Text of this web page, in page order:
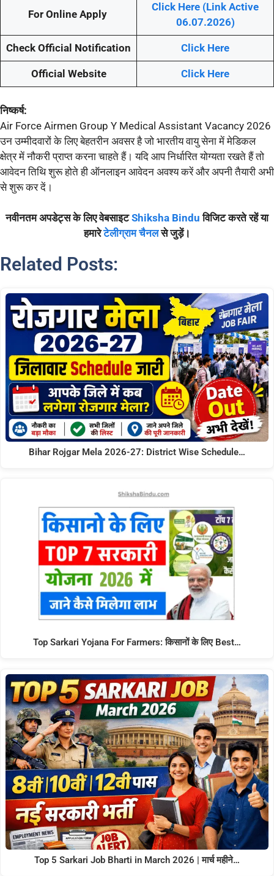
For Online Apply
Click Here (Link Active
06.07.2026)
Check Official Notification Click Here
Official Website Click Here
निष्कर्ष:
Air Force Airmen Group Y Medical Assistant Vacancy 2026
उन उम्मीदवारों के लिए बेहतरीन अवसर है जो भारतीय वायु सेना में मेडिकल
क्षेत्र में नौकरी प्राप्त करना चाहते हैं। यदि आप निर्धारित योग्यता रखते हैं तो
आवेदन तिथि शुरू होते ही ऑनलाइन आवेदन अवश्य करें और अपनी तैयारी अभी
से शुरू कर दें।
नवीनतम अपडेट्स के लिए वेबसाइटShiksha Bindu विजिट करते रहें या
हमारेटेलीग्राम चैनल से जुड़ें।
Related Posts:
Bihar Rojgar Mela 2026-27: District Wise Schedule…
Top Sarkari Yojana For Farmers: किसानों के लिए Best…
Top 5 Sarkari Job Bharti in March 2026 | मार्च महीने…